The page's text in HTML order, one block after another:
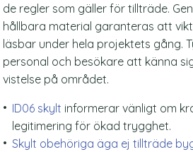
de regler som gäller för tillträde.
hållbara material garanteras att
läsbar under hela projektets gång.
personal och besökare att känna
vistelse på området.
ID06 skylt informerar vänligt om
legitimering för ökad trygghet.
Skylt obehöriga äga ej tillträde